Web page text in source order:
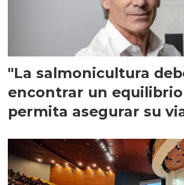
"La salmonicultura
encontrar un
permita asegurar su